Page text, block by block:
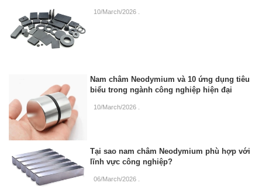
10/March/2026
Nam châm Neodymium và 10 ứng dụng tiêu
biểu trong ngành công nghiệp hiện đại
10/March/2026
Tại sao nam châm Neodymium phù hợp với
lĩnh vực công nghiệp?
06/March/2026